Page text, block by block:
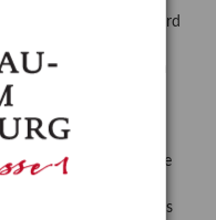
der Gerhard
den 9. Juli 2022 in
Land mit folgenden
(
der Volkshochschule
Wahl des Vorstands